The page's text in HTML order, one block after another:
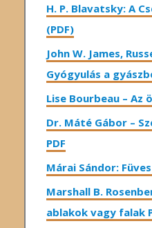
H. P. Blavatsky: A
(PDF)
John W. James,
Gyógyulás a
Lise Bourbeau – Az
Dr. Máté Gábor –
PDF
Márai Sándor:
Marshall B.
ablakok vagy falak